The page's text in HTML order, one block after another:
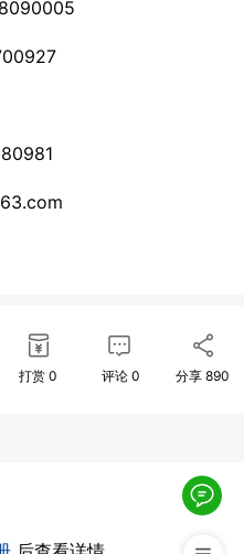
54700927
打赏 0 评论 0 分享890